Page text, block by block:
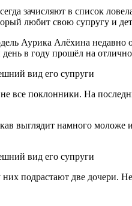
зачисляют в список
любит свою супругу и
Аурика Алёхина
в году прошёл на
все поклонники. На
выглядит намного моложе
подрастают две дочери.